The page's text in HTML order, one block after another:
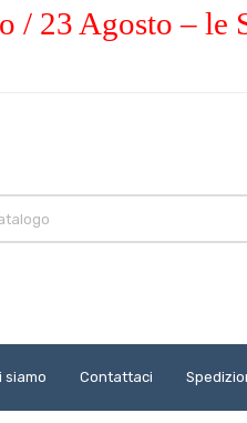
/ 23 Agosto –
siamo Contattaci